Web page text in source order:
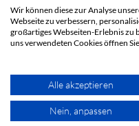
Wir können diese zur Analyse
Webseite zu verbessern,
großartiges Webseiten-Erlebnis zu
uns verwendeten Cookies öffnen
Alle akzeptieren
Nein, anpassen